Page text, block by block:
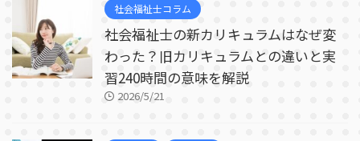
社会福祉士コラム
社会福祉士の新カリキュラムはなぜ変
わった？旧カリキュラムとの違いと実
習240時間の意味を解説
2026/5/21